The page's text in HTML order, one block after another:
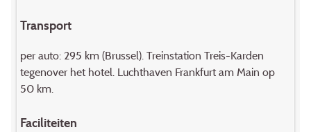
Transport
per auto: 295 km (Brussel). Treinstation Treis-Karden
tegenover het hotel. Luchthaven Frankfurt am Main op
50 km.
Faciliteiten